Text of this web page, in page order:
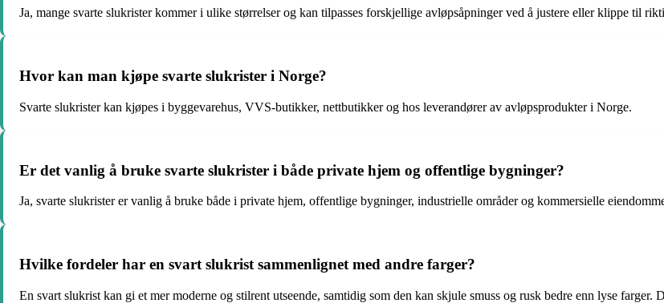
Ja, mange svarte slukrister kommer i ulike størrelser og kan tilpasses forskjellige avløpsåpninger ved å justere eller klippe til
Hvor kan man kjøpe svarte slukrister i Norge?
Svarte slukrister kan kjøpes i byggevarehus, VVS-butikker, nettbutikker og hos leverandører av avløpsprodukter i Norge.
Er det vanlig å bruke svarte slukrister i både private hjem og offentlige bygninger?
Ja, svarte slukrister er vanlig å bruke både i private hjem, offentlige bygninger, industrielle områder og kommersielle
Hvilke fordeler har en svart slukrist sammenlignet med andre farger?
En svart slukrist kan gi et mer moderne og stilrent utseende, samtidig som den kan skjule smuss og rusk bedre enn lyse